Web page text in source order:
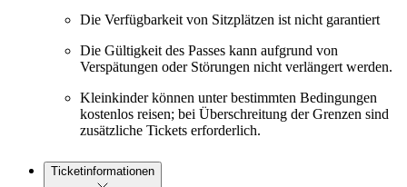
Die Verfügbarkeit von Sitzplätzen ist nicht garantiert
Die Gültigkeit des Passes kann aufgrund von
Verspätungen oder Störungen nicht verlängert werden.
Kleinkinder können unter bestimmten Bedingungen
kostenlos reisen; bei Überschreitung der Grenzen sind
zusätzliche Tickets erforderlich.
Ticketinformationen